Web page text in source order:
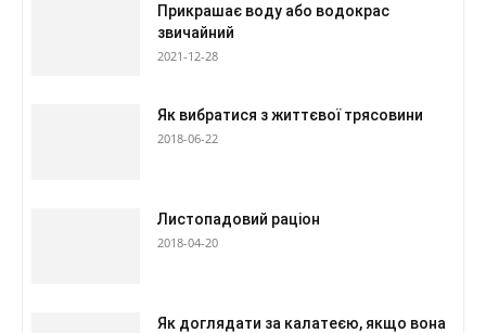
Прикрашає воду або водокрас
звичайний
2021-12-28
Як вибратися з життєвої трясовини
2018-06-22
Листопадовий раціон
2018-04-20
Як доглядати за калатеєю, якщо вона